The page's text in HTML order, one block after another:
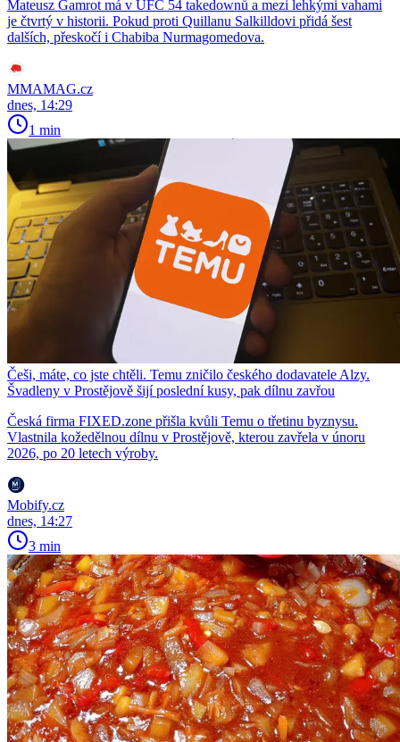
Mateusz Gamrot má v UFC 54 takedownů a mezi lehkými vahami
je čtvrtý v historii. Pokud proti Quillanu Salkilldovi přidá šest
dalších, přeskočí i Chabiba Nurmagomedova.
MMAMAG.cz
dnes, 14:29
1 min
Češi, máte, co jste chtěli. Temu zničilo českého dodavatele Alzy.
Švadleny v Prostějově šijí poslední kusy, pak dílnu zavřou
Česká firma FIXED.zone přišla kvůli Temu o třetinu byznysu.
Vlastnila kožedělnou dílnu v Prostějově, kterou zavřela v únoru
2026, po 20 letech výroby.
Mobify.cz
dnes, 14:27
3 min